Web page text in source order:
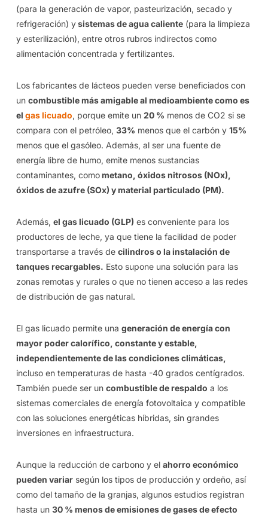
(para la generación de vapor, pasteurización, secado y
refrigeración) ysistemas de agua caliente(para la limpieza
y esterilización), entre otros rubros indirectos como
alimentación concentrada y fertilizantes.
Los fabricantes de lácteos pueden verse beneficiados con
un combustible más amigable al medioambiente como es
el gas licuado, porque emite un 20 % menos de CO2 si se
compara con el petróleo, 33% menos que el carbón y 15%
menos que el gasóleo. Además, al ser una fuente de
energía libre de humo, emite menos sustancias
contaminantes, comometano, óxidos nitrosos (NOx),
óxidos de azufre (SOx) y material particulado (PM).
Además, el gas licuado (GLP) es conveniente para los
productores de leche, ya que tiene la facilidad de poder
transportarse a través de cilindros o la instalación de
tanques recargables. Esto supone una solución para las
zonas remotas y rurales o que no tienen acceso a las redes
de distribución de gas natural.
El gas licuado permite una generación de energía con
mayor poder calorífico, constante y estable,
independientemente de las condiciones climáticas,
incluso en temperaturas de hasta -40 grados centígrados.
También puede ser un combustible de respaldo a los
sistemas comerciales de energía fotovoltaica y compatible
con las soluciones energéticas híbridas, sin grandes
inversiones en infraestructura.
Aunque la reducción de carbono y el ahorro económico
pueden variarsegún los tipos de producción y ordeño, así
como del tamaño de la granjas, algunos estudios registran
hasta un 30 % menos de emisiones de gases de efecto